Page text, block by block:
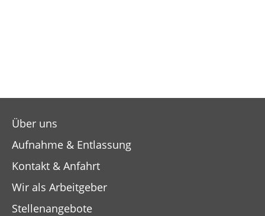
Über uns
Aufnahme & Entlassung
Kontakt & Anfahrt
Wir als Arbeitgeber
Stellenangebote